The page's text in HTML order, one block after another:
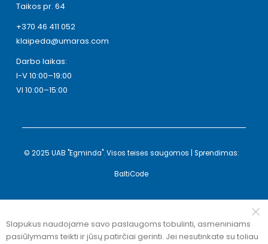
Taikos pr. 64
+370 46 411 052
klaipeda@umaras.com
Darbo laikas:
I-V 10:00–19:00
VI 10:00–15:00
© 2025 UAB "Egminda". Visos teisės saugomos | Sprendimas:
BaltiCode
Slapukus naudojame savo paslaugoms tobulinti, asmeniniams
pasiūlymams teikti ir jūsų patirčiai gerinti. Jei nesutinkate su toliau